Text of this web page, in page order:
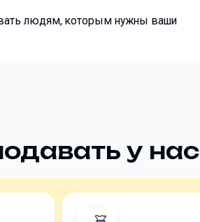
людям, которым нужны ваши
у нас